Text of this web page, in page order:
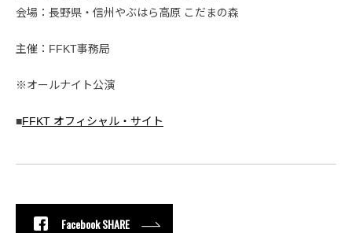
会場：長野県・信州やぶはら高原 こだまの森
主催：FFKT事務局
※オールナイト公演
■FFKT オフィシャル・サイト
Facebook SHARE